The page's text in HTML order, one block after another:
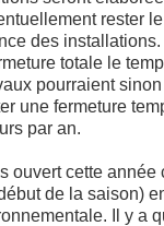
rester
des
totale le
pourraient
une fermeture
par an.
ouvert cette année
de la saison)
Il y a